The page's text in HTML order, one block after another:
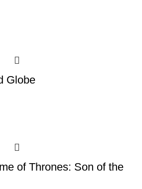
Globe
of Thrones: Son of the